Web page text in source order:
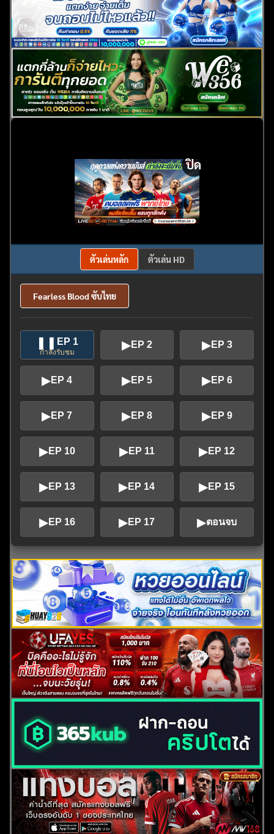
ปิด
ตัวเล่นหลัก ตัวเล่น HD
Fearless Blood ซับไทย
EP 1
กำลังรับชม
▶EP 2 ▶EP 3
▶EP 4 ▶EP 5 ▶EP 6
▶EP 7 ▶EP 8 ▶EP 9
▶EP 10 ▶EP 11 ▶EP 12
▶EP 13 ▶EP 14 ▶EP 15
▶EP 16 ▶EP 17 ▶ตอนจบ